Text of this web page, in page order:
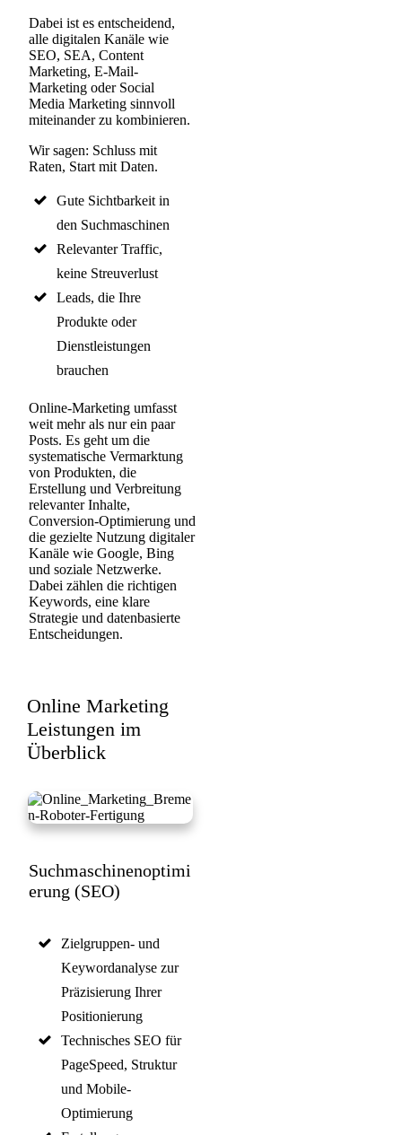
Dabei ist es entscheidend,
alle digitalen Kanäle wie
SEO, SEA, Content
Marketing, E-Mail-
Marketing oder Social
Media Marketing sinnvoll
miteinander zu kombinieren.
Wir sagen: Schluss mit
Raten, Start mit Daten.
Gute Sichtbarkeit in
den Suchmaschinen
Relevanter Traffic,
keine Streuverlust
Leads, die Ihre
Produkte oder
Dienstleistungen
brauchen
Online-Marketing umfasst
weit mehr als nur ein paar
Posts. Es geht um die
systematische Vermarktung
von Produkten, die
Erstellung und Verbreitung
relevanter Inhalte,
Conversion-Optimierung und
die gezielte Nutzung digitaler
Kanäle wie Google, Bing
und soziale Netzwerke.
Dabei zählen die richtigen
Keywords, eine klare
Strategie und datenbasierte
Entscheidungen.
Online Marketing
Leistungen im
Überblick
Suchmaschinenoptimi
erung (SEO)
Zielgruppen- und
Keywordanalyse zur
Präzisierung Ihrer
Positionierung
Technisches SEO für
PageSpeed, Struktur
und Mobile-
Optimierung